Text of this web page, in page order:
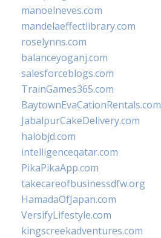
manoelneves.com
mandelaeffectlibrary.com
roselynns.com
balanceyoganj.com
salesforceblogs.com
TrainGames365.com
BaytownEvaCationRentals.com
JabalpurCakeDelivery.com
halobjd.com
intelligenceqatar.com
PikaPikaApp.com
takecareofbusinessdfw.org
HamadaOfJapan.com
VersifyLifestyle.com
kingscreekadventures.com